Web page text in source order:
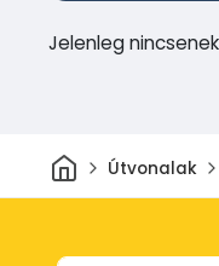
Jelenleg
Otthon
Útvonalak